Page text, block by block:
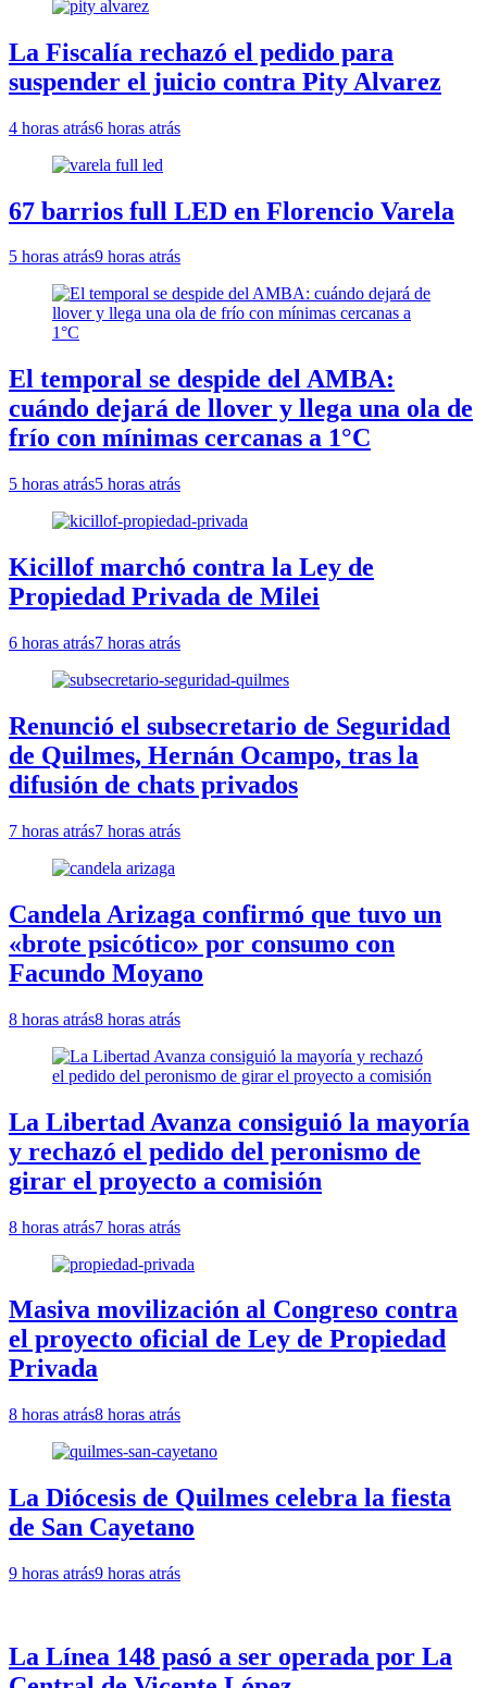
La Fiscalía rechazó el pedido para
suspender el juicio contra Pity Alvarez
4 horas atrás6 horas atrás
67 barrios full LED en Florencio Varela
5 horas atrás9 horas atrás
El temporal se despide del AMBA:
cuándo dejará de llover y llega una ola de
frío con mínimas cercanas a 1°C
5 horas atrás5 horas atrás
Kicillof marchó contra la Ley de
Propiedad Privada de Milei
6 horas atrás7 horas atrás
Renunció el subsecretario de Seguridad
de Quilmes, Hernán Ocampo, tras la
difusión de chats privados
7 horas atrás7 horas atrás
Candela Arizaga confirmó que tuvo un
«brote psicótico» por consumo con
Facundo Moyano
8 horas atrás8 horas atrás
La Libertad Avanza consiguió la mayoría
y rechazó el pedido del peronismo de
girar el proyecto a comisión
8 horas atrás7 horas atrás
Masiva movilización al Congreso contra
el proyecto oficial de Ley de Propiedad
Privada
8 horas atrás8 horas atrás
La Diócesis de Quilmes celebra la fiesta
de San Cayetano
9 horas atrás9 horas atrás
La Línea 148 pasó a ser operada por La